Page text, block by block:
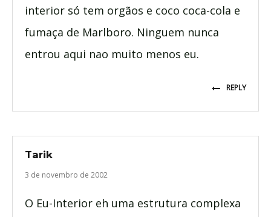
interior só tem orgãos e coco coca-cola e
fumaça de Marlboro. Ninguem nunca
entrou aqui nao muito menos eu.
REPLY
Tarik
3 de novembro de 2002
O Eu-Interior eh uma estrutura complexa